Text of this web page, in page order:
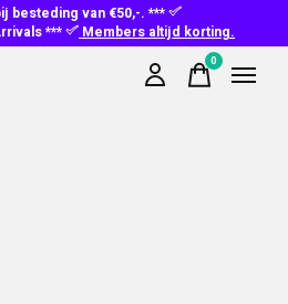
besteding van €50,-. ***
***
Members altijd korting.
0items